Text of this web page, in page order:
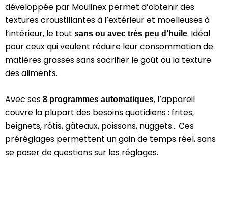
développée par Moulinex permet d’obtenir des
textures croustillantes à l’extérieur et moelleuses à
l’intérieur, le tout sans ou avec très peu d’huile. Idéal
pour ceux qui veulent réduire leur consommation de
matières grasses sans sacrifier le goût ou la texture
des aliments.
Avec ses 8 programmes automatiques, l’appareil
couvre la plupart des besoins quotidiens : frites,
beignets, rôtis, gâteaux, poissons, nuggets… Ces
préréglages permettent un gain de temps réel, sans
se poser de questions sur les réglages.